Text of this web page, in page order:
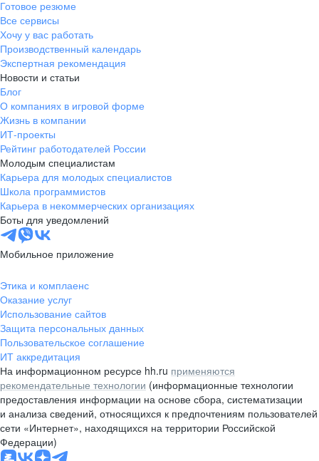
Готовое резюме
Все сервисы
Хочу у вас работать
Производственный календарь
Экспертная рекомендация
Новости и статьи
Блог
О компаниях в игровой форме
Жизнь в компании
ИТ-проекты
Рейтинг работодателей России
Молодым специалистам
Карьера для молодых специалистов
Школа программистов
Карьера в некоммерческих организациях
Боты для уведомлений
Мобильное приложение
Этика и комплаенс
Оказание услуг
Использование сайтов
Защита персональных данных
Пользовательское соглашение
ИТ аккредитация
На информационном ресурсе hh.ru применяются
рекомендательные технологии (информационные технологии
предоставления информации на основе сбора, систематизации
и анализа сведений, относящихся к предпочтениям пользователей
сети «Интернет», находящихся на территории Российской
Федерации)